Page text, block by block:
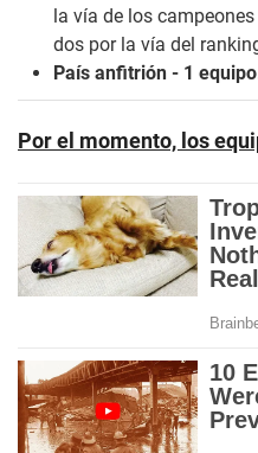
la vía de los
dos por la vía del
País anfitrión - 1
Por el momento, los